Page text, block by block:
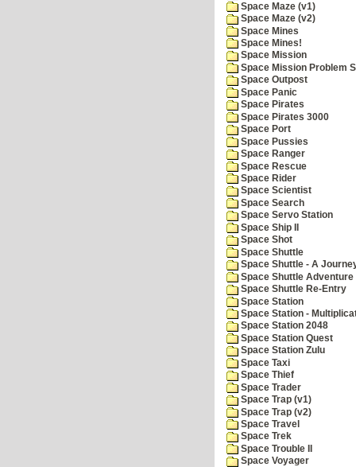
Space Maze (v1)
Space Maze (v2)
Space Mines
Space Mines!
Space Mission
Space Mission Problem
Space Outpost
Space Panic
Space Pirates
Space Pirates 3000
Space Port
Space Pussies
Space Ranger
Space Rescue
Space Rider
Space Scientist
Space Search
Space Servo Station
Space Ship II
Space Shot
Space Shuttle
Space Shuttle - A
Space Shuttle Adventure
Space Shuttle Re-Entry
Space Station
Space Station -
Space Station 2048
Space Station Quest
Space Station Zulu
Space Taxi
Space Thief
Space Trader
Space Trap (v1)
Space Trap (v2)
Space Travel
Space Trek
Space Trouble II
Space Voyager